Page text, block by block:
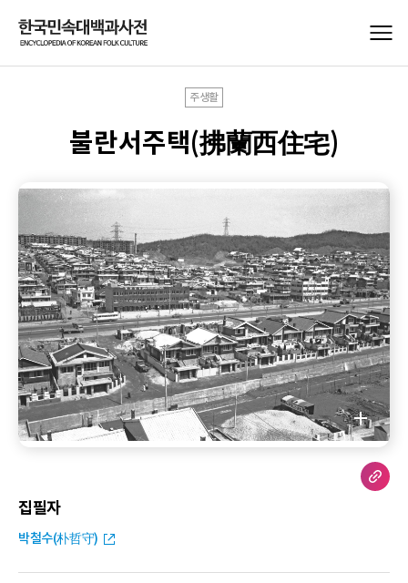
주생활
불란서주택(拂蘭西住宅)
집필자
박철수(朴哲守)